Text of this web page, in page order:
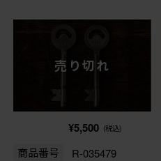
売り切れ
¥5,500 (税込)
商品番号 R-035479